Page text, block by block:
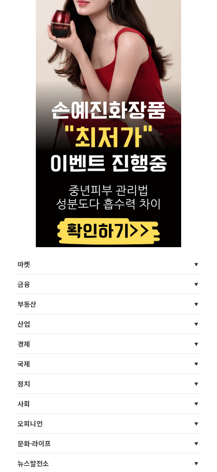
마켓
금융
부동산
산업
경제
국제
정치
사회
오피니언
문화·라이프
뉴스발전소